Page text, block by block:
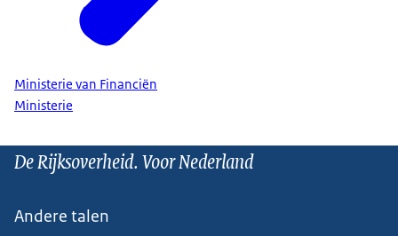
Ministerie van Financiën
Ministerie
De Rijksoverheid. Voor Nederland
Andere talen